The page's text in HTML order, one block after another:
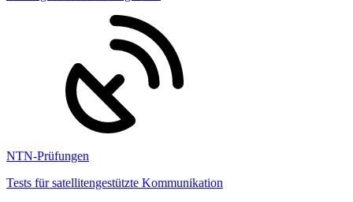
NTN-Prüfungen
Tests für satellitengestützte Kommunikation